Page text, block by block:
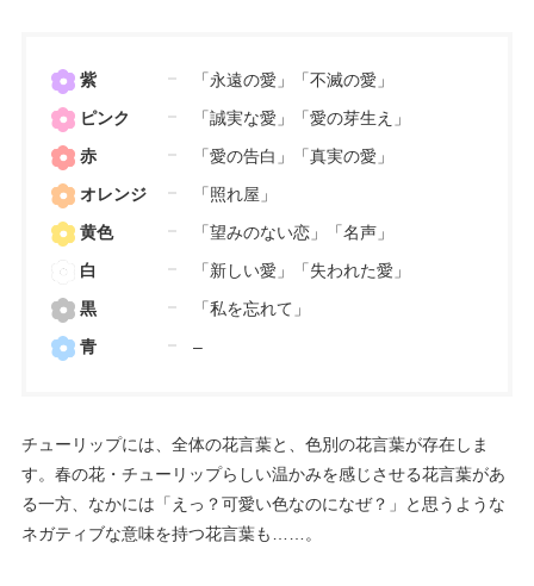
紫
「永遠の愛」「不滅の愛」
ピンク
「誠実な愛」「愛の芽生え」
赤
「愛の告白」「真実の愛」
オレンジ
「照れ屋」
黄色
「望みのない恋」「名声」
白
「新しい愛」「失われた愛」
黒
「私を忘れて」
青
–
チューリップには、全体の花言葉と、色別の花言葉が存在しま
す。春の花・チューリップらしい温かみを感じさせる花言葉があ
る一方、なかには「えっ？可愛い色なのになぜ？」と思うような
ネガティブな意味を持つ花言葉も……。